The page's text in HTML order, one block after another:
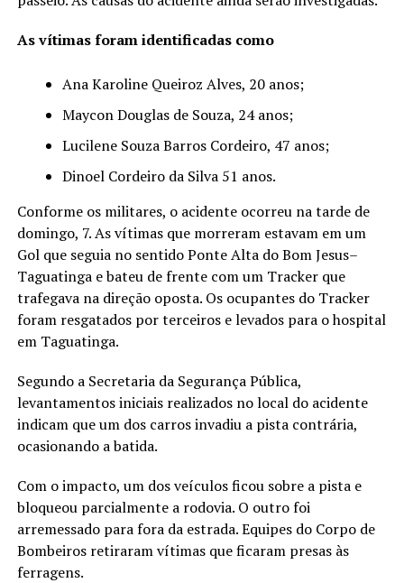
As vítimas foram identificadas como
Ana Karoline Queiroz Alves, 20 anos;
Maycon Douglas de Souza, 24 anos;
Lucilene Souza Barros Cordeiro, 47 anos;
Dinoel Cordeiro da Silva 51 anos.
Conforme os militares, o acidente ocorreu na tarde de
domingo, 7. As vítimas que morreram estavam em um
Gol que seguia no sentido Ponte Alta do Bom Jesus–
Taguatinga e bateu de frente com um Tracker que
trafegava na direção oposta. Os ocupantes do Tracker
foram resgatados por terceiros e levados para o hospital
em Taguatinga.
Segundo a Secretaria da Segurança Pública,
levantamentos iniciais realizados no local do acidente
indicam que um dos carros invadiu a pista contrária,
ocasionando a batida.
Com o impacto, um dos veículos ficou sobre a pista e
bloqueou parcialmente a rodovia. O outro foi
arremessado para fora da estrada. Equipes do Corpo de
Bombeiros retiraram vítimas que ficaram presas às
ferragens.